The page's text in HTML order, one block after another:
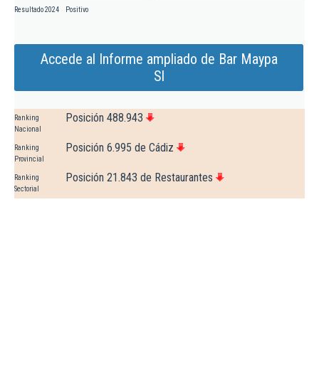
Resultado 2024 Positivo
Accede al Informe ampliado de Bar Maypa
Sl
Ranking
Nacional
Posición 488.943
Ranking
Provincial
Posición 6.995 de Cádiz
Ranking
Sectorial
Posición 21.843 de Restaurantes